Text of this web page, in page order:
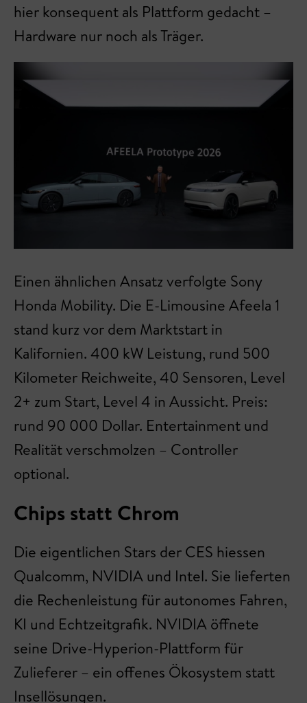
hier konsequent als Plattform gedacht –
Hardware nur noch als Träger.
Einen ähnlichen Ansatz verfolgte Sony
Honda Mobility. Die E-Limousine Afeela 1
stand kurz vor dem Marktstart in
Kalifornien. 400 kW Leistung, rund 500
Kilometer Reichweite, 40 Sensoren, Level
2+ zum Start, Level 4 in Aussicht. Preis:
rund 90 000 Dollar. Entertainment und
Realität verschmolzen – Controller
optional.
Chips statt Chrom
Die eigentlichen Stars der CES hiessen
Qualcomm, NVIDIA und Intel. Sie lieferten
die Rechenleistung für autonomes Fahren,
KI und Echtzeitgrafik. NVIDIA öffnete
seine Drive-Hyperion-Plattform für
Zulieferer – ein offenes Ökosystem statt
Insellösungen.